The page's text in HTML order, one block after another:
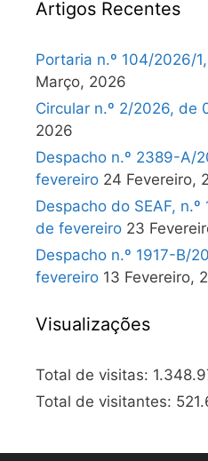
Artigos Recentes
Portaria n.º 104/2026/
Março, 2026
Circular n.º 2/2026, de
2026
Despacho n.º 2389-A/
fevereiro 24 Fevereiro,
Despacho do SEAF,
de fevereiro 23
Despacho n.º 1917-B/
fevereiro 13 Fevereiro,
Visualizações
Total de visitas:
Total de visitantes: